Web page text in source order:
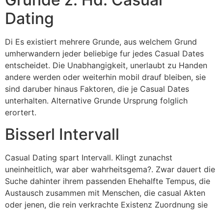
Dating
Di Es existiert mehrere Grunde, aus welchem Grund
umherwandern jeder beliebige fur jedes Casual Dates
entscheidet. Die Unabhangigkeit, unerlaubt zu Handen
andere werden oder weiterhin mobil drauf bleiben, sie
sind daruber hinaus Faktoren, die je Casual Dates
unterhalten. Alternative Grunde Ursprung folglich
erortert.
Bisserl Intervall
Casual Dating spart Intervall. Klingt zunachst
uneinheitlich, war aber wahrheitsgema?. Zwar dauert die
Suche dahinter ihrem passenden Ehehalfte Tempus, die
Austausch zusammen mit Menschen, die casual Akten
oder jenen, die rein verkrachte Existenz Zuordnung sie